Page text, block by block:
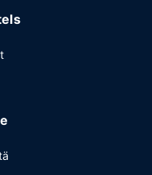
ympäri
ilmainen pysäköinti.